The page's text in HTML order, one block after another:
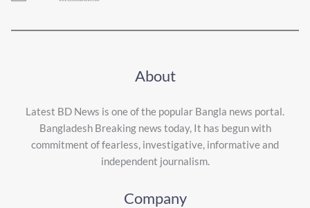
About
Latest BD News is one of the popular Bangla news portal.
Bangladesh Breaking news today, It has begun with
commitment of fearless, investigative, informative and
independent journalism.
Company